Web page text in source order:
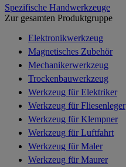
Spezifische Handwerkzeuge
Zur gesamten Produktgruppe
Elektronikwerkzeug
Magnetisches Zubehör
Mechanikerwerkzeug
Trockenbauwerkzeug
Werkzeug für Elektriker
Werkzeug für Fliesenleger
Werkzeug für Klempner
Werkzeug für Luftfahrt
Werkzeug für Maler
Werkzeug für Maurer